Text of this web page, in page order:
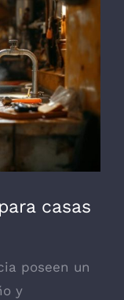
casas
poseen un
y